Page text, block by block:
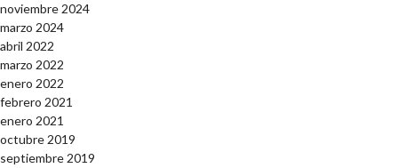
noviembre 2024
marzo 2024
abril 2022
marzo 2022
enero 2022
febrero 2021
enero 2021
octubre 2019
septiembre 2019